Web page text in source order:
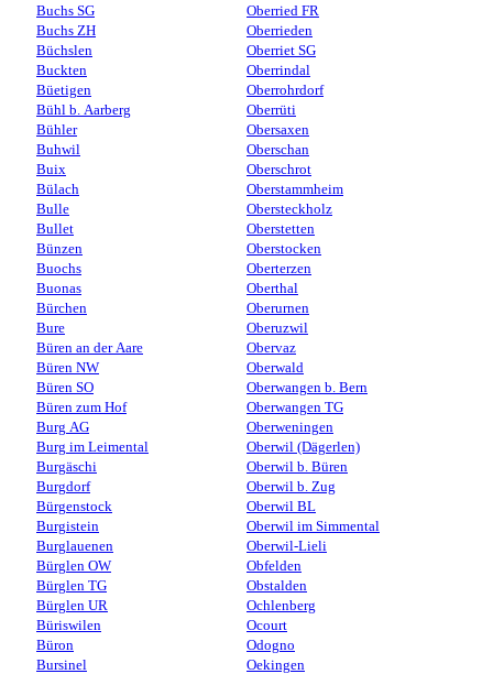
Buchs SG
Buchs ZH
Büchslen
Buckten
Büetigen
Bühl b. Aarberg
Bühler
Buhwil
Buix
Bülach
Bulle
Bullet
Bünzen
Buochs
Buonas
Bürchen
Bure
Büren an der Aare
Büren NW
Büren SO
Büren zum Hof
Burg AG
Burg im Leimental
Burgäschi
Burgdorf
Bürgenstock
Burgistein
Burglauenen
Bürglen OW
Bürglen TG
Bürglen UR
Büriswilen
Büron
Bursinel
Oberried FR
Oberrieden
Oberriet SG
Oberrindal
Oberrohrdorf
Oberrüti
Obersaxen
Oberschan
Oberschrot
Oberstammheim
Obersteckholz
Oberstetten
Oberstocken
Oberterzen
Oberthal
Oberurnen
Oberuzwil
Obervaz
Oberwald
Oberwangen b. Bern
Oberwangen TG
Oberweningen
Oberwil (Dägerlen)
Oberwil b. Büren
Oberwil b. Zug
Oberwil BL
Oberwil im Simmental
Oberwil-Lieli
Obfelden
Obstalden
Ochlenberg
Ocourt
Odogno
Oekingen